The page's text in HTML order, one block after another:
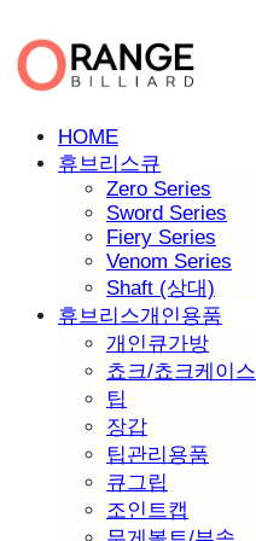
HOME
휴브리스큐
Zero Series
Sword Series
Fiery Series
Venom Series
Shaft (상대)
휴브리스개인용품
개인큐가방
쵸크/쵸크케이스
팁
장갑
팁관리용품
큐그립
조인트캡